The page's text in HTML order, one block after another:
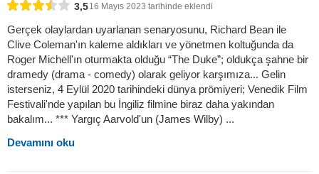
3,516 Mayıs 2023 tarihinde eklendi
Gerçek olaylardan uyarlanan senaryosunu, Richard Bean ile
Clive Coleman'ın kaleme aldıkları ve yönetmen koltuğunda da
Roger Michell'ın oturmakta olduğu “The Duke”; oldukça şahne bir
dramedy (drama - comedy) olarak geliyor karşımıza... Gelin
isterseniz, 4 Eylül 2020 tarihindeki dünya prömiyeri; Venedik Film
Festivali'nde yapılan bu İngiliz filmine biraz daha yakından
bakalım... *** Yargıç Aarvold'un (James Wilby) ...
Devamını oku